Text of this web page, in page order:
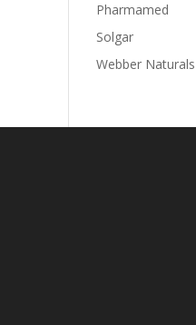
Pharmamed
Solgar
Webber Naturals